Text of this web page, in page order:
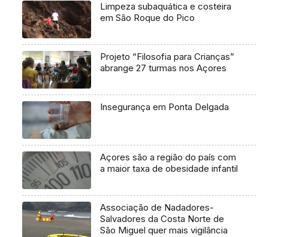
Limpeza subaquática e costeira
em São Roque do Pico
Projeto “Filosofia para Crianças”
abrange 27 turmas nos Açores
Insegurança em Ponta Delgada
Açores são a região do país com
a maior taxa de obesidade infantil
Associação de Nadadores-
Salvadores da Costa Norte de
São Miguel quer mais vigilância